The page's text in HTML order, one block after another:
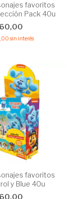
favoritos
Pack 40u
sin interés
favoritos
y Blue 40u